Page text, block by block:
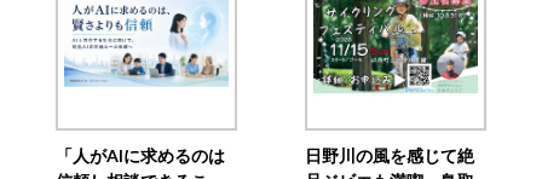
「人がAIに求めるのは
日野川の風を感じて絶